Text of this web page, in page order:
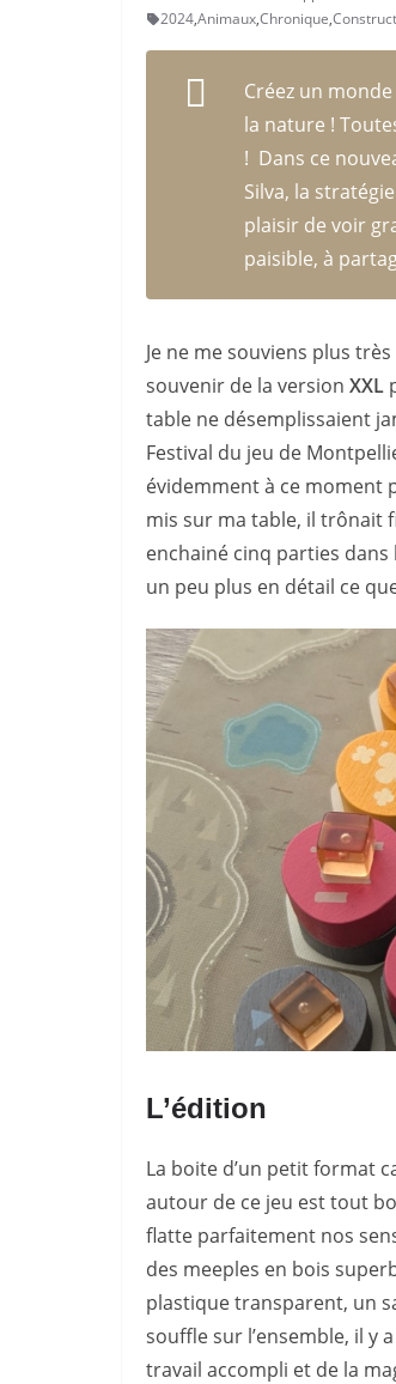
2024,Animaux,Chronique,
Créez un
la nature !
! Dans ce
Silva, la
plaisir de voir
paisible, à
Je ne me souviens plus
souvenir de la version XXL
table ne désemplissaient
Festival du jeu de
évidemment à ce moment
mis sur ma table, il trônait
enchainé cinq parties
un peu plus en détail ce
L’édition
La boite d’un petit format
autour de ce jeu est tout
flatte parfaitement nos
des meeples en bois
plastique transparent, un
souffle sur l’ensemble, il y
travail accompli et de la